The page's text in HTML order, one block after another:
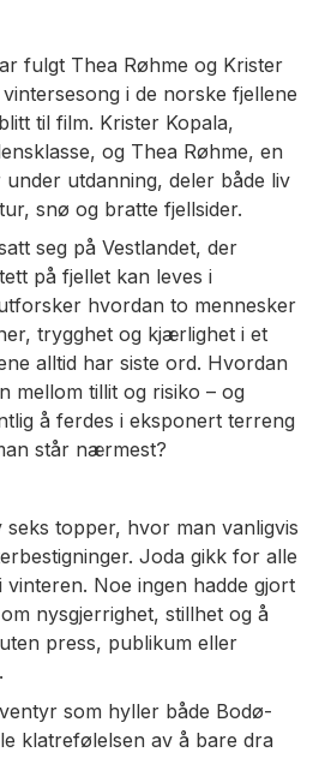
fulgt Thea Røhme og Krister
i de norske fjellene
til film. Krister Kopala,
og Thea Røhme, en
utdanning, deler både liv
snø og bratte fjellsider.
seg på Vestlandet, der
på fjellet kan leves i
hvordan to mennesker
trygghet og kjærlighet i et
alltid har siste ord. Hvordan
mellom tillit og risiko – og
å ferdes i eksponert terreng
står nærmest?
seks topper, hvor man vanligvis
Joda gikk for alle
vinteren. Noe ingen hadde gjort
nysgjerrighet, stillhet og å
press, publikum eller
som hyller både Bodø-
klatrefølelsen av å bare dra